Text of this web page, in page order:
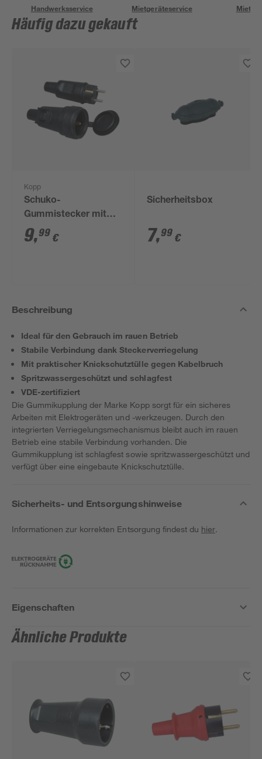
Handwerksservice Mietgeräteservice
Häufig dazu gekauft
Kopp
Schuko-
Gummistecker mit
Kupplung schwarz
9,99 €
Sicherheitsbox
7,99 €
Beschreibung
Ideal für den Gebrauch im rauen Betrieb
Stabile Verbindung dank Steckerverriegelung
Mit praktischer Knickschutztülle gegen Kabelbruch
Spritzwassergeschützt und schlagfest
VDE-zertifiziert
Die Gummikupplung der Marke Kopp sorgt für ein sicheres
Arbeiten mit Elektrogeräten und -werkzeugen. Durch den
integrierten Verriegelungsmechanismus bleibt auch im rauen
Betrieb eine stabile Verbindung vorhanden. Die
Gummikupplung ist schlagfest sowie spritzwassergeschützt und
verfügt über eine eingebaute Knickschutztülle.
Sicherheits- und Entsorgungshinweise
Informationen zur korrekten Entsorgung findest du hier.
Eigenschaften
Ähnliche Produkte